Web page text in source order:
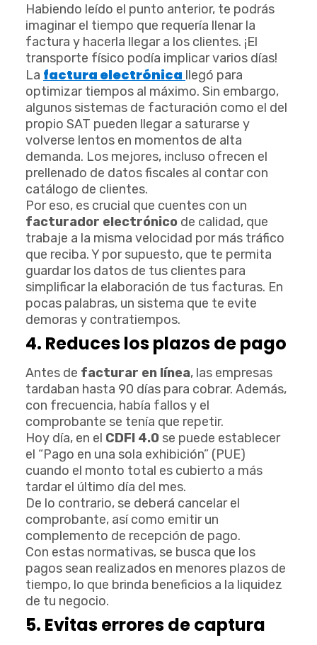
Habiendo leído el punto anterior, te podrás
imaginar el tiempo que requería llenar la
factura y hacerla llegar a los clientes. ¡El
transporte físico podía implicar varios días!
La factura electrónica llegó para
optimizar tiempos al máximo. Sin embargo,
algunos sistemas de facturación como el del
propio SAT pueden llegar a saturarse y
volverse lentos en momentos de alta
demanda. Los mejores, incluso ofrecen el
prellenado de datos fiscales al contar con
catálogo de clientes.
Por eso, es crucial que cuentes con un
facturador electrónico de calidad, que
trabaje a la misma velocidad por más tráfico
que reciba. Y por supuesto, que te permita
guardar los datos de tus clientes para
simplificar la elaboración de tus facturas. En
pocas palabras, un sistema que te evite
demoras y contratiempos.
4. Reduces los plazos de pago
Antes de facturar en línea, las empresas
tardaban hasta 90 días para cobrar. Además,
con frecuencia, había fallos y el
comprobante se tenía que repetir.
Hoy día, en el CDFI 4.0 se puede establecer
el “Pago en una sola exhibición” (PUE)
cuando el monto total es cubierto a más
tardar el último día del mes.
De lo contrario, se deberá cancelar el
comprobante, así como emitir un
complemento de recepción de pago.
Con estas normativas, se busca que los
pagos sean realizados en menores plazos de
tiempo, lo que brinda beneficios a la liquidez
de tu negocio.
5. Evitas errores de captura